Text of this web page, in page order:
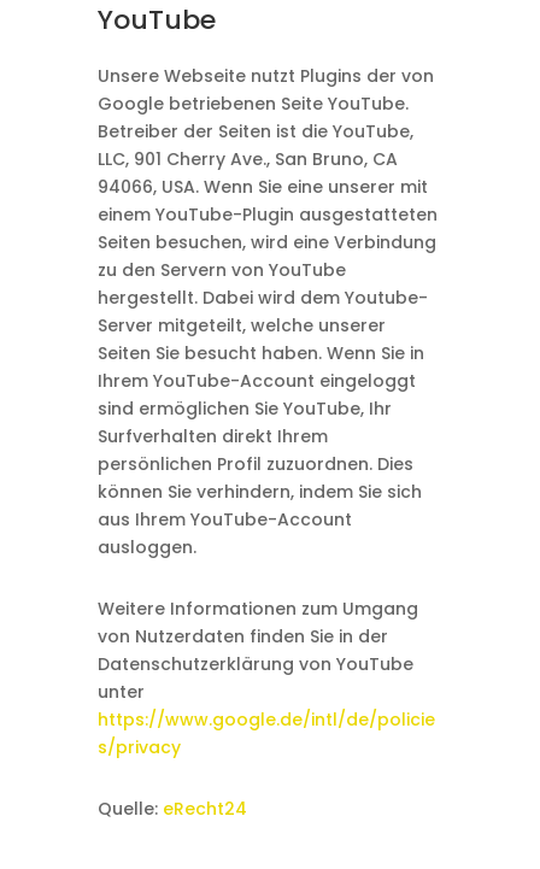
YouTube
Unsere Webseite nutzt Plugins der von
Google betriebenen Seite YouTube.
Betreiber der Seiten ist die YouTube,
LLC, 901 Cherry Ave., San Bruno, CA
94066, USA. Wenn Sie eine unserer mit
einem YouTube-Plugin ausgestatteten
Seiten besuchen, wird eine Verbindung
zu den Servern von YouTube
hergestellt. Dabei wird dem Youtube-
Server mitgeteilt, welche unserer
Seiten Sie besucht haben. Wenn Sie in
Ihrem YouTube-Account eingeloggt
sind ermöglichen Sie YouTube, Ihr
Surfverhalten direkt Ihrem
persönlichen Profil zuzuordnen. Dies
können Sie verhindern, indem Sie sich
aus Ihrem YouTube-Account
ausloggen.
Weitere Informationen zum Umgang
von Nutzerdaten finden Sie in der
Datenschutzerklärung von YouTube
unter
https://www.google.de/intl/de/policie
s/privacy
Quelle: eRecht24